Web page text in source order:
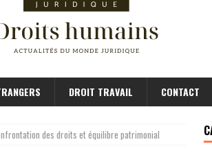
DROIT TRAVAIL CONTACT
des droits et équilibre patrimonial